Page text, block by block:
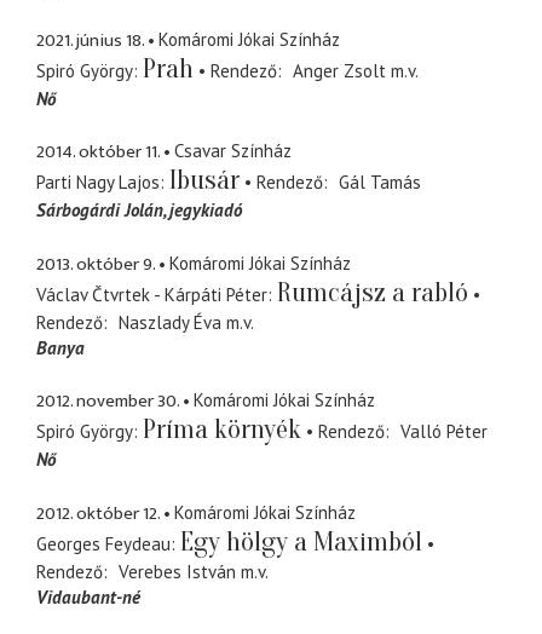
2021. június 18.
Komáromi Jókai Színház
Spiró György Prah Rendező Anger Zsolt m.v.
Nő
2014. október 11.
Csavar Színház
Parti Nagy Lajos Ibusár Rendező
Gál Tamás
Sárbogárdi Jolán jegykiadó
2013. október 9.
Komáromi Jókai Színház
Václav Čtvrtek - Kárpáti Péter Rumcájsz a rabló
Rendező Naszlady Éva m.v.
Banya
2012. november 30.
Komáromi Jókai Színház
Spiró György Príma környék Rendező
Valló Péter
Nő
2012. október 12.
Komáromi Jókai Színház
Georges Feydeau Egy hölgy a Maximból
Rendező Verebes István m.v.
Vidaubant-né